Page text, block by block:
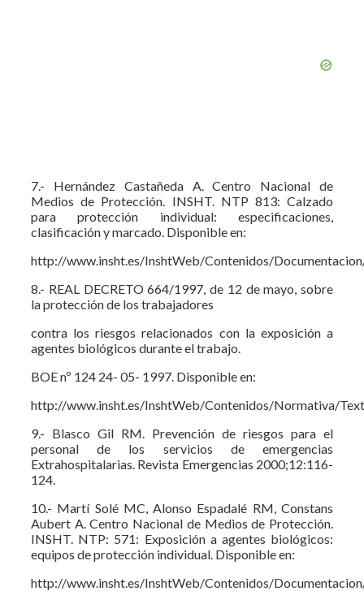
7.- Hernández Castañeda A. Centro Nacional de
Medios de Protección. INSHT. NTP 813: Calzado
para protección individual: especificaciones,
clasificación y marcado. Disponible en:
http://www.insht.es/InshtWeb/Contenidos/
8.- REAL DECRETO 664/1997, de 12 de mayo, sobre
la protección de los trabajadores
contra los riesgos relacionados con la exposición a
agentes biológicos durante el trabajo.
BOE nº 124 24- 05- 1997. Disponible en:
http://www.insht.es/InshtWeb/Contenidos/Normativa/
9.- Blasco Gil RM. Prevención de riesgos para el
personal de los servicios de emergencias
Extrahospitalarias. Revista Emergencias 2000;12:116-
124.
10.- Martí Solé MC, Alonso Espadalé RM, Constans
Aubert A. Centro Nacional de Medios de Protección.
INSHT. NTP: 571: Exposición a agentes biológicos:
equipos de protección individual. Disponible en:
http://www.insht.es/InshtWeb/Contenidos/